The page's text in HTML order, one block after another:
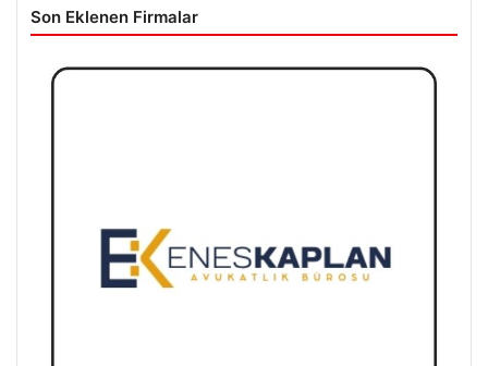
Son Eklenen Firmalar